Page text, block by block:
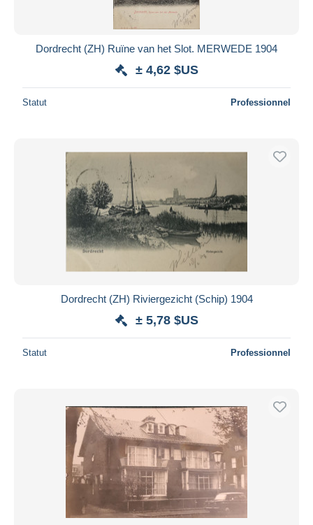
Dordrecht (ZH) Ruïne van het Slot. MERWEDE 1904
± 4,62 $US
Statut Professionnel
Dordrecht (ZH) Riviergezicht (Schip) 1904
± 5,78 $US
Statut Professionnel